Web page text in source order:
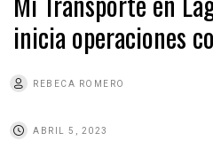
inicia operaciones
REBECA ROMERO
ABRIL 5, 2023